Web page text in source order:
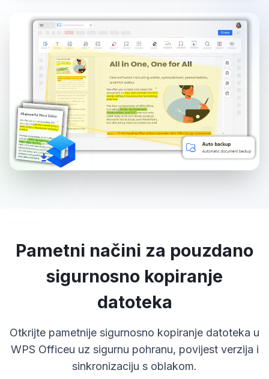
Pametni načini za pouzdano
sigurnosno kopiranje
datoteka
Otkrijte pametnije sigurnosno kopiranje datoteka u
WPS Officeu uz sigurnu pohranu, povijest verzija i
sinkronizaciju s oblakom.